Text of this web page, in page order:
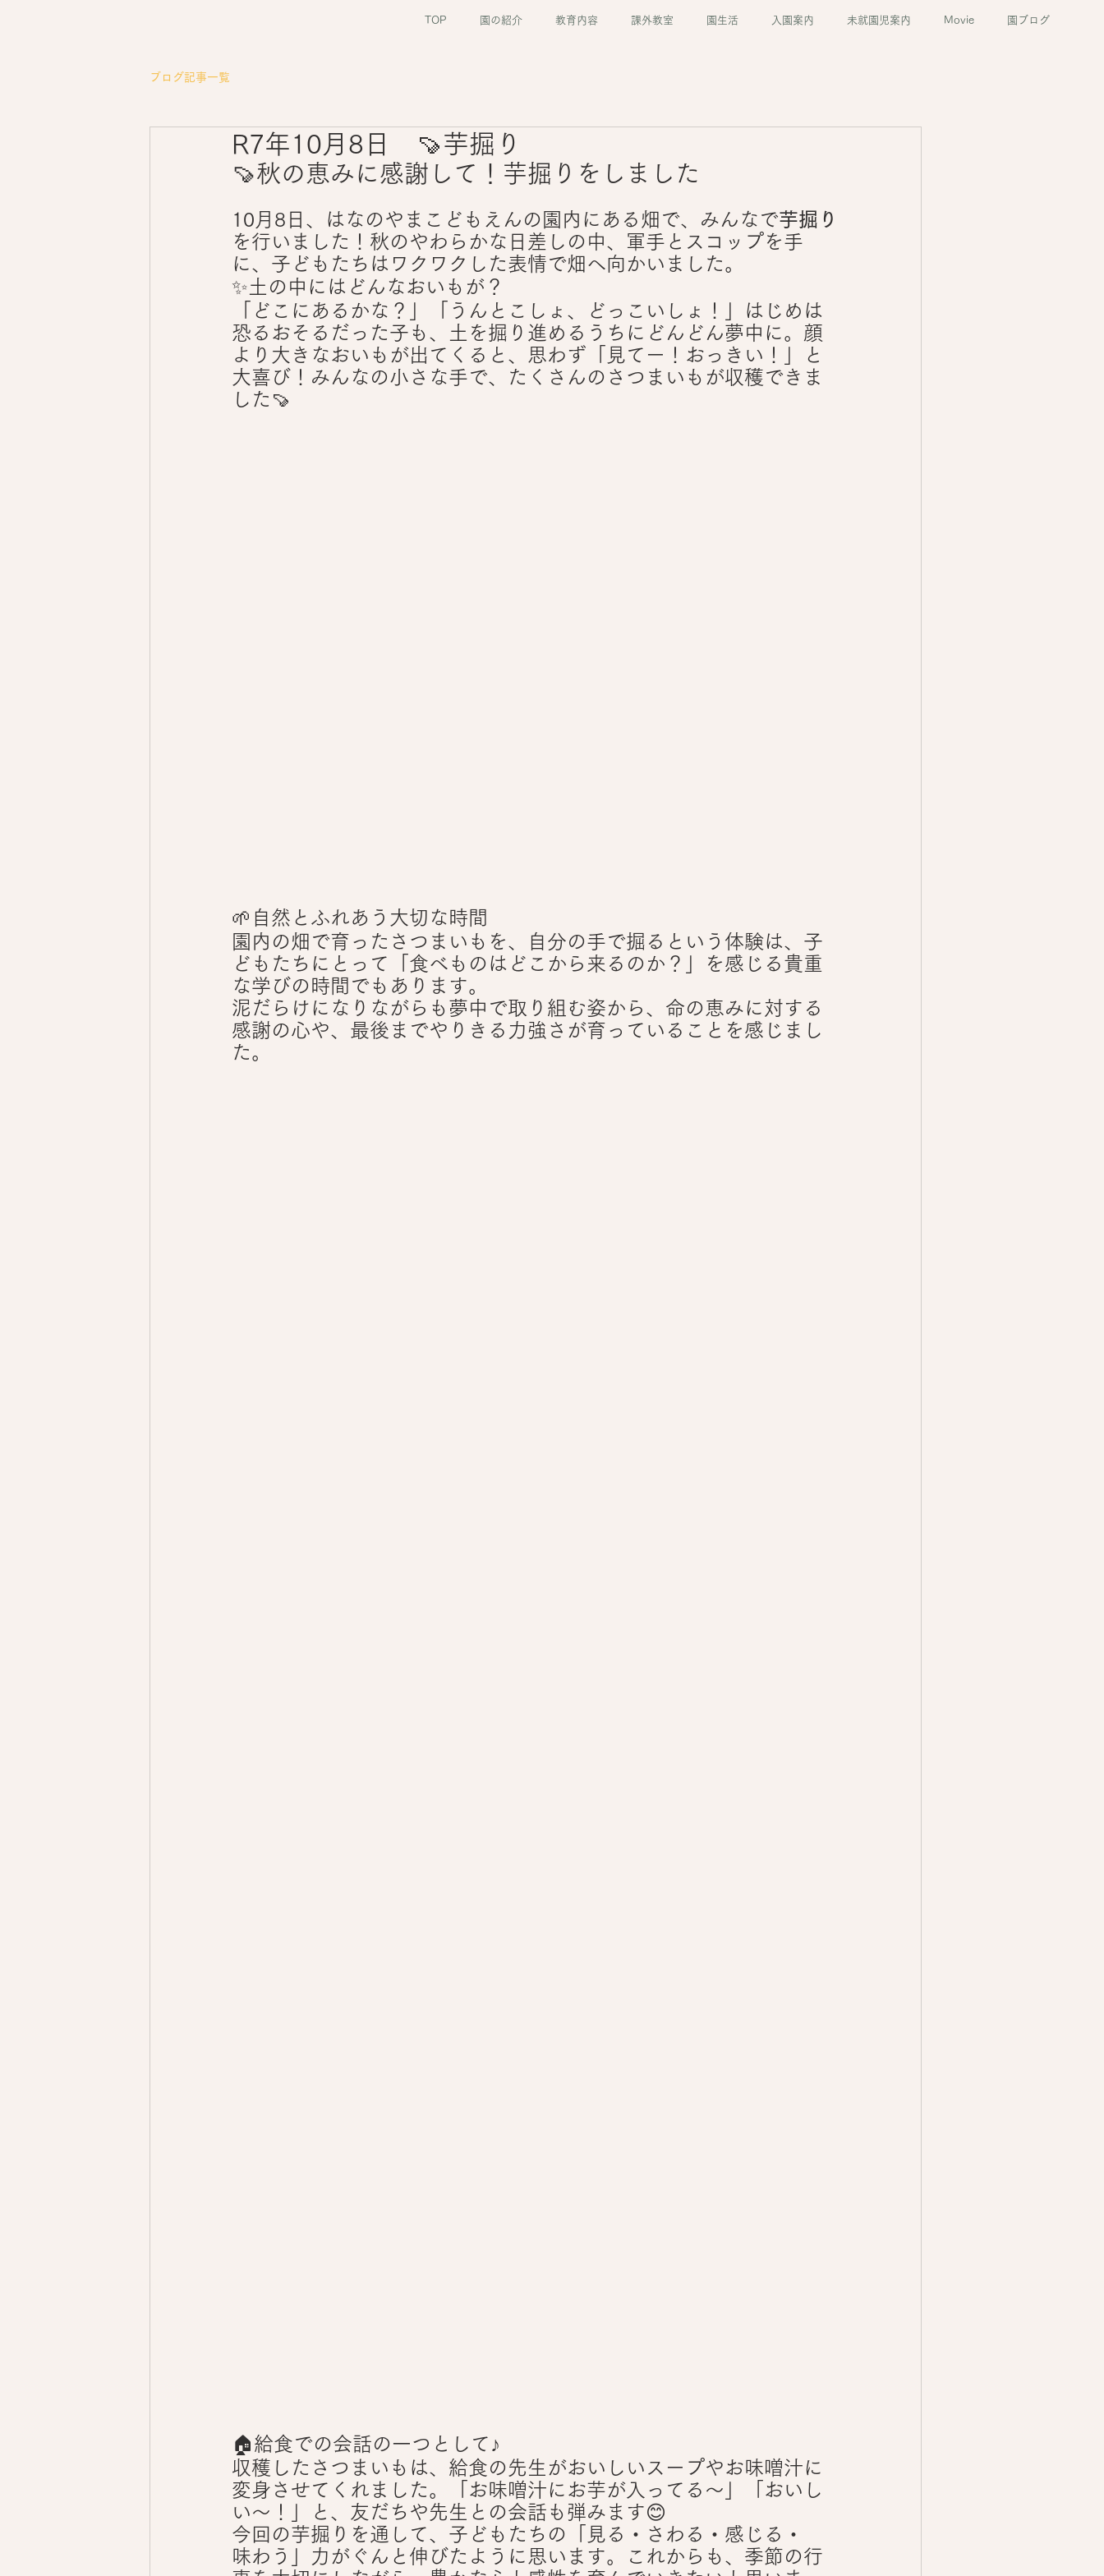
TOP 園の紹介 教育内容 課外教室 園生活 入園案内 未就園児案内 Movie 園ブログ
ブログ記事一覧
R7年10月8日 🍠芋掘り
🍠秋の恵みに感謝して！芋掘りをしました
10月8日、はなのやまこどもえんの園内にある畑で、みんなで芋掘り
を行いました！秋のやわらかな日差しの中、軍手とスコップを手
に、子どもたちはワクワクした表情で畑へ向かいました。
✨土の中にはどんなおいもが？
「どこにあるかな？」「うんとこしょ、どっこいしょ！」はじめは
恐るおそるだった子も、土を掘り進めるうちにどんどん夢中に。顔
より大きなおいもが出てくると、思わず「見てー！おっきい！」と
大喜び！みんなの小さな手で、たくさんのさつまいもが収穫できま
した🍠
🌱自然とふれあう大切な時間
園内の畑で育ったさつまいもを、自分の手で掘るという体験は、子
どもたちにとって「食べものはどこから来るのか？」を感じる貴重
な学びの時間でもあります。
泥だらけになりながらも夢中で取り組む姿から、命の恵みに対する
感謝の心や、最後までやりきる力強さが育っていることを感じまし
た。
🏠給食での会話の一つとして♪
収穫したさつまいもは、給食の先生がおいしいスープやお味噌汁に
変身させてくれました。「お味噌汁にお芋が入ってる〜」「おいし
い～！」と、友だちや先生との会話も弾みます😊
今回の芋掘りを通して、子どもたちの「見る・さわる・感じる・
味わう」力がぐんと伸びたように思います。これからも、季節の行